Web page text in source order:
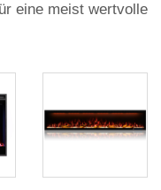
eine meist wertvolle